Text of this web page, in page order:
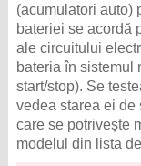
(acumulatori auto)
bateriei se acordă
ale circuitului
bateria în sistemul
start/stop). Se
vedea starea ei de
care se potrivește
modelul din lista